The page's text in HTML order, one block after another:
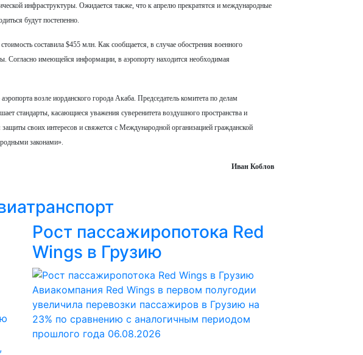
инфраструктуры. Ожидается также, что к апрелю прекратятся и международные
будут постепенно.
составила $455 млн. Как сообщается, в случае обострения военного
Согласно имеющейся информации, в аэропорту находится необходимая
возле иорданского города Акаба. Председатель комитета по делам
стандарты, касающиеся уважения суверенитета воздушного пространства и
своих интересов и свяжется с Международной организацией гражданской
законами».
Иван Коблов
Рост пассажиропотока Red
Wings в Грузию
Авиакомпания Red Wings в первом полугодии
увеличила перевозки пассажиров в Грузию на
23% по сравнению с аналогичным периодом
прошлого года 06.08.2026